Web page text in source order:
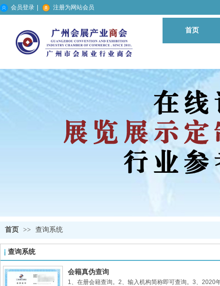
首页
会员登录 注册为网站会员
首页 >> 查询系统
查询系统
会籍真伪查询
1、在册会籍查询。2、输入机构简称即可查询。3、